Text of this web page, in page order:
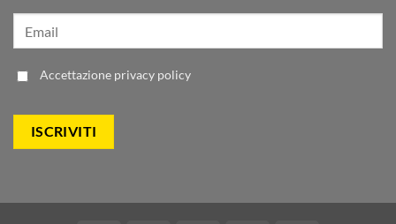
Accettazione privacy policy